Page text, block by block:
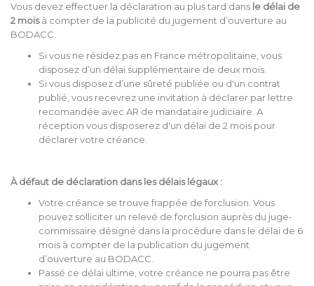
Vous devez effectuer la déclaration au plus tard dans le délai de
2 moisà compter de la publicité du jugement d’ouverture au
BODACC.
Si vous ne résidez pas en France métropolitaine, vous
disposez d’un délai supplémentaire de deux mois.
Si vous disposez d’une sûreté publiée ou d'un contrat
publié, vous recevrez une invitation à déclarer par lettre
recomandée avec AR de mandataire judiciaire. A
réception vous disposerez d'un délai de 2 mois pour
déclarer votre créance.
À défaut de déclaration dans les délais légaux :
Votre créance se trouve frappée de forclusion. Vous
pouvez solliciter un relevé de forclusion auprès du juge-
commissaire désigné dans la procédure dans le délai de 6
mois à compter de la publication du jugement
d’ouverture au BODACC.
Passé ce délai ultime, votre créance ne pourra pas être